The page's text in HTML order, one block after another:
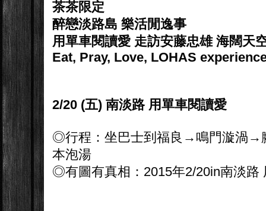
茶茶限定
醉戀淡路島 樂活閒逸事
用單車閱讀愛 走訪安藤忠雄 海闊天
Eat, Pray, Love, LOHAS
2/20 (五) 南淡路 用單車閱讀愛
◎行程：坐巴士到福良→鳴門漩渦→
本泡湯
◎有圖有真相：2015年2/20in南淡路